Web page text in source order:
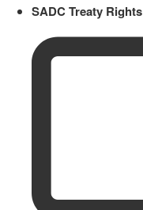
SADC Treaty